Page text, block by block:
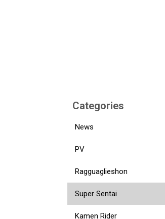
Categories
News
PV
Ragguaglieshon
Super Sentai
Kamen Rider